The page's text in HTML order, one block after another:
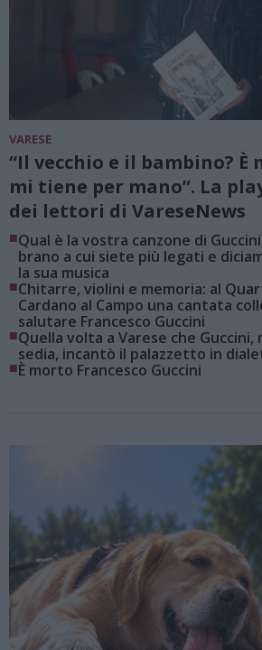
VARESE
“Il vecchio e il bambino? È
mi tiene per mano”. La
dei lettori di VareseNews
■Qual è la vostra canzone di
brano a cui siete più legati e
la sua musica
■Chitarre, violini e memoria: al
Cardano al Campo una cantata
salutare Francesco Guccini
■Quella volta a Varese che Guccini,
sedia, incantò il palazzetto in
■È morto Francesco Guccini